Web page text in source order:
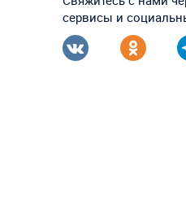
сервисы и